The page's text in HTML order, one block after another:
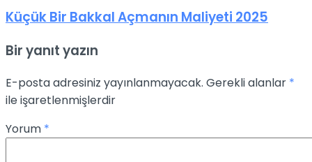
Küçük Bir Bakkal Açmanın Maliyeti 2025
Bir yanıt yazın
E-posta adresiniz yayınlanmayacak. Gerekli alanlar *
ile işaretlenmişlerdir
Yorum *